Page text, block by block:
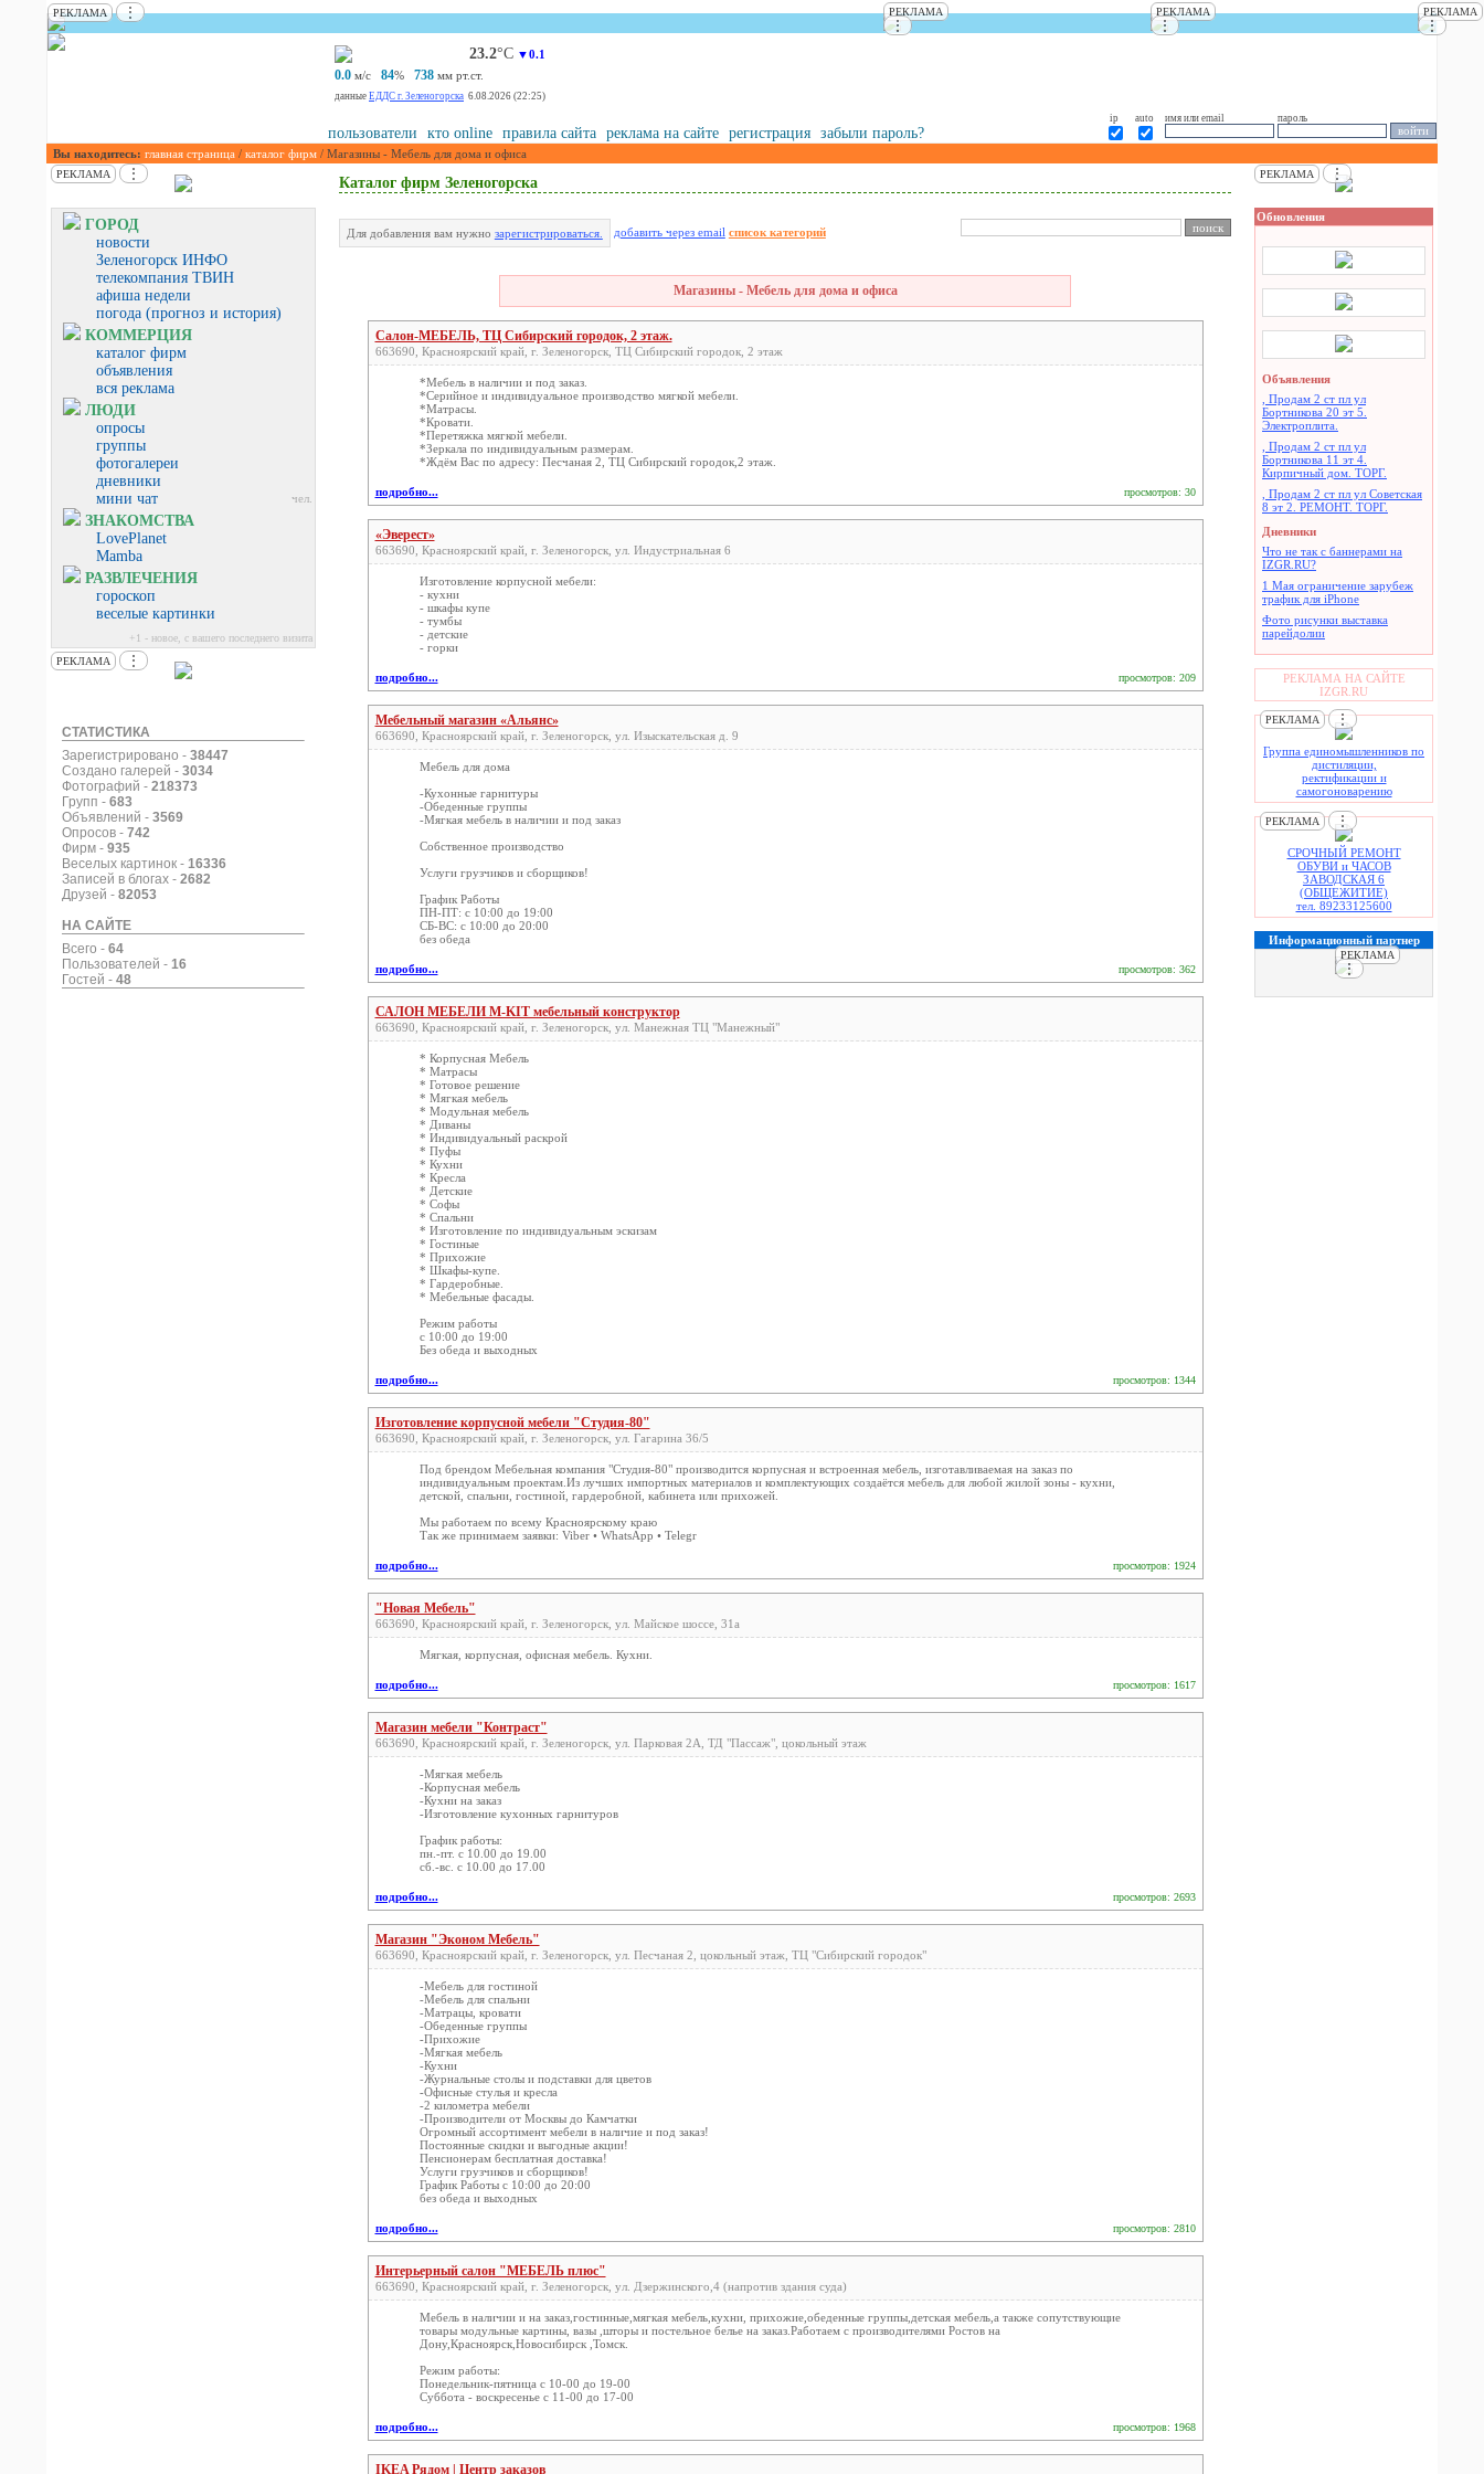
РЕКЛАМА ⋮ РЕКЛАМА
⋮
РЕКЛАМА
⋮
РЕКЛАМА
⋮
23.2°С ▼0.1
0.0 м/с 84% 738 мм рт.ст.
данные ЕДДС г. Зеленогорска 6.08.2026 (22:25)
пользователи кто online правила сайта реклама на сайте регистрация забыли пароль?
ip auto имя или email пароль
Вы находитесь: главная страница / каталог фирм / Магазины - Мебель для дома и офиса
РЕКЛАМА ⋮
ГОРОД
новости
Зеленогорск ИНФО
телекомпания ТВИН
афиша недели
погода (прогноз и история)
КОММЕРЦИЯ
каталог фирм
объявления
вся реклама
ЛЮДИ
опросы
группы
фотогалереи
дневники
мини чат
чел.
ЗНАКОМСТВА
LovePlanet
Mamba
РАЗВЛЕЧЕНИЯ
гороскоп
веселые картинки
+1 - новое, с вашего последнего визита
РЕКЛАМА
⋮
СТАТИСТИКА
Зарегистрировано - 38447
Создано галерей - 3034
Фотографий - 218373
Групп - 683
Объявлений - 3569
Опросов - 742
Фирм - 935
Веселых картинок - 16336
Записей в блогах - 2682
Друзей - 82053
НА САЙТЕ
Всего - 64
Пользователей - 16
Гостей - 48
Каталог фирм Зеленогорска
Для добавления вам нужно зарегистрироваться. добавить через email список категорий
Магазины - Мебель для дома и офиса
Салон-МЕБЕЛЬ, ТЦ Сибирский городок, 2 этаж.
663690, Красноярский край, г. Зеленогорск, ТЦ Сибирский городок, 2 этаж
*Мебель в наличии и под заказ.
*Серийное и индивидуальное производство мягкой мебели.
*Матрасы.
*Кровати.
*Перетяжка мягкой мебели.
*Зеркала по индивидуальным размерам.
*Ждём Вас по адресу: Песчаная 2, ТЦ Сибирский городок,2 этаж.
подробно... просмотров: 30
«Эверест»
663690, Красноярский край, г. Зеленогорск, ул. Индустриальная 6
Изготовление корпусной мебели:
- кухни
- шкафы купе
- тумбы
- детские
- горки
подробно... просмотров: 209
Мебельный магазин «Альянс»
663690, Красноярский край, г. Зеленогорск, ул. Изыскательская д. 9
Мебель для дома
-Кухонные гарнитуры
-Обеденные группы
-Мягкая мебель в наличии и под заказ
Собственное производство
Услуги грузчиков и сборщиков!
График Работы
ПН-ПТ: с 10:00 до 19:00
СБ-ВС: с 10:00 до 20:00
без обеда
подробно... просмотров: 362
САЛОН МЕБЕЛИ M-KIT мебельный конструктор
663690, Красноярский край, г. Зеленогорск, ул. Манежная ТЦ "Манежный"
* Корпусная Мебель
* Матрасы
* Готовое решение
* Мягкая мебель
* Модульная мебель
* Диваны
* Индивидуальный раскрой
* Пуфы
* Кухни
* Кресла
* Детские
* Софы
* Спальни
* Изготовление по индивидуальным эскизам
* Гостиные
* Прихожие
* Шкафы-купе.
* Гардеробные.
* Мебельные фасады.
Режим работы
с 10:00 до 19:00
Без обеда и выходных
подробно... просмотров: 1344
Изготовление корпусной мебели "Студия-80"
663690, Красноярский край, г. Зеленогорск, ул. Гагарина 36/5
Под брендом Мебельная компания "Студия-80" производится корпусная и встроенная мебель, изготавливаемая на заказ по
индивидуальным проектам.Из лучших импортных материалов и комплектующих создаётся мебель для любой жилой зоны - кухни,
детской, спальни, гостиной, гардеробной, кабинета или прихожей.
Мы работаем по всему Красноярскому краю
Так же принимаем заявки: Viber • WhatsApp • Telegr
подробно... просмотров: 1924
"Новая Мебель"
663690, Красноярский край, г. Зеленогорск, ул. Майское шоссе, 31а
Мягкая, корпусная, офисная мебель. Кухни.
подробно... просмотров: 1617
Магазин мебели "Контраст"
663690, Красноярский край, г. Зеленогорск, ул. Парковая 2А, ТД "Пассаж", цокольный этаж
-Мягкая мебель
-Корпусная мебель
-Кухни на заказ
-Изготовление кухонных гарнитуров
График работы:
пн.-пт. с 10.00 до 19.00
сб.-вс. с 10.00 до 17.00
подробно... просмотров: 2693
Магазин "Эконом Мебель"
663690, Красноярский край, г. Зеленогорск, ул. Песчаная 2, цокольный этаж, ТЦ "Сибирский городок"
-Мебель для гостиной
-Мебель для спальни
-Матрацы, кровати
-Обеденные группы
-Прихожие
-Мягкая мебель
-Кухни
-Журнальные столы и подставки для цветов
-Офисные стулья и кресла
-2 километра мебели
-Производители от Москвы до Камчатки
Огромный ассортимент мебели в наличие и под заказ!
Постоянные скидки и выгодные акции!
Пенсионерам бесплатная доставка!
Услуги грузчиков и сборщиков!
График Работы с 10:00 до 20:00
без обеда и выходных
подробно... просмотров: 2810
Интерьерный салон "МЕБЕЛЬ плюс"
663690, Красноярский край, г. Зеленогорск, ул. Дзержинского,4 (напротив здания суда)
Мебель в наличии и на заказ,гостинные,мягкая мебель,кухни, прихожие,обеденные группы,детская мебель,а также сопутствующие
товары модульные картины, вазы ,шторы и постельное белье на заказ.Работаем с производителями Ростов на
Дону,Красноярск,Новосибирск ,Томск.
Режим работы:
Понедельник-пятница с 10-00 до 19-00
Суббота - воскресенье с 11-00 до 17-00
подробно... просмотров: 1968
IKEA Рядом | Центр заказов
РЕКЛАМА ⋮
Обновления
Объявления
, Продам 2 ст пл ул
Бортникова 20 эт 5.
Электроплита.
, Продам 2 ст пл ул
Бортникова 11 эт 4.
Кирпичный дом. ТОРГ.
, Продам 2 ст пл ул Советская
8 эт 2. РЕМОНТ. ТОРГ.
Дневники
Что не так с баннерами на
IZGR.RU?
1 Мая ограничение зарубеж
трафик для iPhone
Фото рисунки выставка
парейдолии
РЕКЛАМА НА САЙТЕ
IZGR.RU
РЕКЛАМА ⋮
Группа единомышленников по
дистиляции,
ректификации и
самогоноварению
РЕКЛАМА ⋮
СРОЧНЫЙ РЕМОНТ
ОБУВИ и ЧАСОВ
ЗАВОДСКАЯ 6
(ОБЩЕЖИТИЕ)
тел. 89233125600
Информационный партнер
РЕКЛАМА
⋮